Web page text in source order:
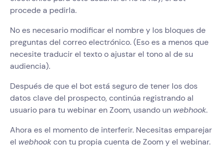
procede a pedirla.
No es necesario modificar el nombre y los bloques de
preguntas del correo electrónico. (Eso es a menos que
necesite traducir el texto o ajustar el tono al de su
audiencia).
Después de que el bot está seguro de tener los dos
datos clave del prospecto, continúa registrando al
usuario para tu webinar en Zoom, usando un webhook.
Ahora es el momento de interferir. Necesitas emparejar
el webhookcon tu propia cuenta de Zoom y el webinar.